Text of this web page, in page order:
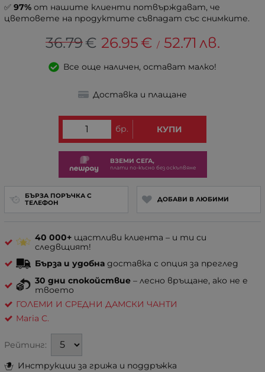
✅ 97% от нашите клиенти потвърждават, че
цветовете на продуктите съвпадат със снимките.
36.79€ 26.95€ / 52.71 лв.
Все още наличен, остават малко!
Доставка и плащане
Инструкции за грижа и поддръжка
бр. КУПИ
ВЗЕМИ СЕГА,
плати по-късно без оскъпвяне
БЪРЗА ПОРЪЧКА С
ТЕЛЕФОН
ДОБАВИ В ЛЮБИМИ
40 000+ щастливи клиента – и ти си
следвщият!
Бърза и удобна доставка с опция за преглед
30 дни спокойствие – лесно връщане, ако не е
твоето
ГОЛЕМИ И СРЕДНИ ДАМСКИ ЧАНТИ
Maria C.
Рейтинг: